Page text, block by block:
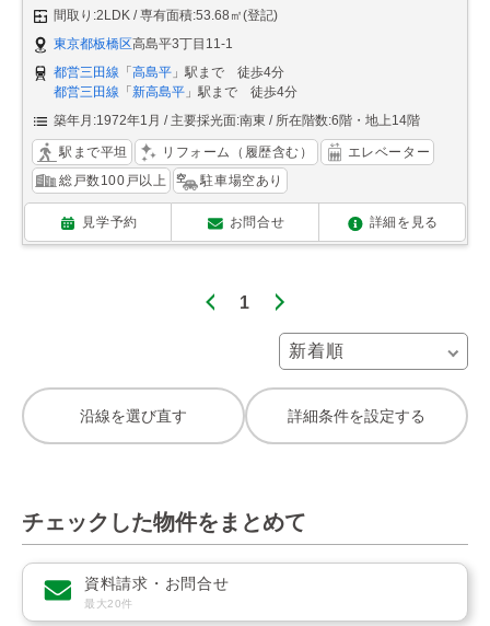
間取り:2LDK
専有面積:53.68㎡(登記)
東京都板橋区高島平3丁目11-1
都営三田線 「高島平 」駅まで 徒歩4分
都営三田線 「新高島平 」駅まで 徒歩4分
築年月:1972年1月
主要採光面:南東 所在階数:6階・地上14階
駅まで平坦 リフォーム（履歴含む）
エレベーター
総戸数100戸以上
駐車場空あり
見学予約 お問合せ 詳細を見る
1
沿線を選び直す 詳細条件を設定する
チェックした物件をまとめて
資料請求・お問合せ
最大20件